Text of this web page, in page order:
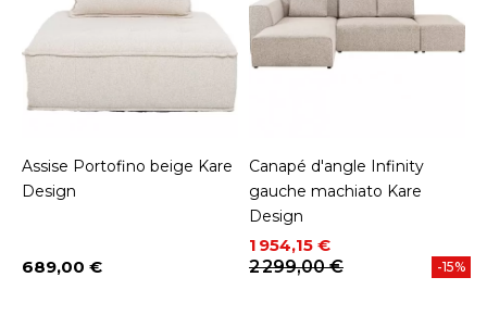
Assise Portofino beige Kare
Design
Prix
689,00 €
Canapé d'angle Infinity
gauche machiato Kare
Design
Prix
1 954,15 €
Prix de base
2 299,00 €
-15%